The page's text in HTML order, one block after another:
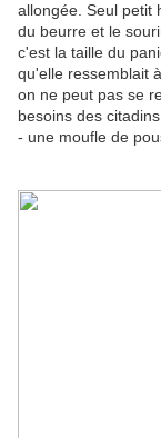
allongée. Seul petit
du beurre et le
c'est la taille du
qu'elle ressemblait
on ne peut pas se
besoins des
- une moufle de